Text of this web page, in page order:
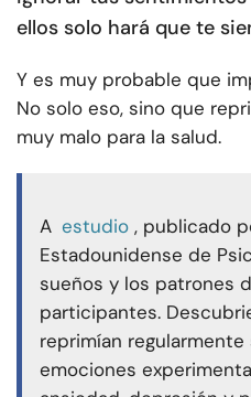
ellos solo hará que te
Y es muy probable que
No solo eso, sino que
muy malo para la salud.
A estudio , publicado
Estadounidense de
sueños y los patrones
participantes.
reprimían
emociones